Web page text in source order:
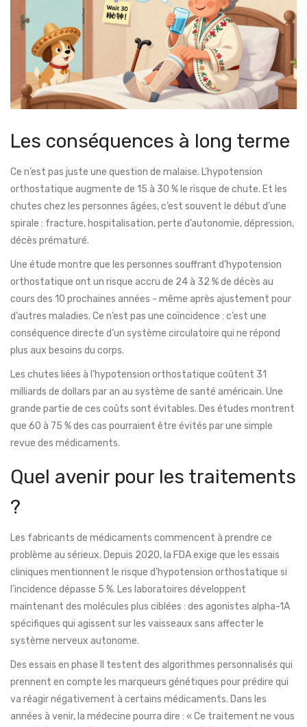
Les conséquences à long terme
Ce n’est pas juste une question de malaise. L’hypotension
orthostatique augmente de 15 à 30 % le risque de chute. Et les
chutes chez les personnes âgées, c’est souvent le début d’une
spirale : fracture, hospitalisation, perte d’autonomie, dépression,
décès prématuré.
Une étude montre que les personnes souffrant d’hypotension
orthostatique ont un risque accru de 24 à 32 % de décès au
cours des 10 prochaines années - même après ajustement pour
d’autres maladies. Ce n’est pas une coïncidence : c’est une
conséquence directe d’un système circulatoire qui ne répond
plus aux besoins du corps.
Les chutes liées à l’hypotension orthostatique coûtent 31
milliards de dollars par an au système de santé américain. Une
grande partie de ces coûts sont évitables. Des études montrent
que 60 à 75 % des cas pourraient être évités par une simple
revue des médicaments.
Quel avenir pour les traitements
?
Les fabricants de médicaments commencent à prendre ce
problème au sérieux. Depuis 2020, la FDA exige que les essais
cliniques mentionnent le risque d’hypotension orthostatique si
l’incidence dépasse 5 %. Les laboratoires développent
maintenant des molécules plus ciblées : des agonistes alpha-1A
spécifiques qui agissent sur les vaisseaux sans affecter le
système nerveux autonome.
Des essais en phase II testent des algorithmes personnalisés qui
prennent en compte les marqueurs génétiques pour prédire qui
va réagir négativement à certains médicaments. Dans les
années à venir, la médecine pourra dire : « Ce traitement ne vous